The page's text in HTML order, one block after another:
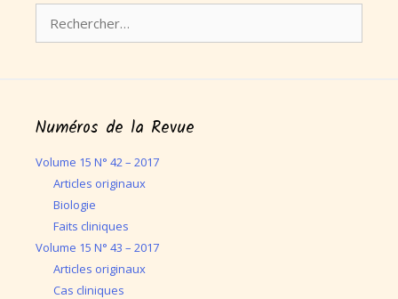
Numéros de la Revue
Volume 15 N° 42 – 2017
Articles originaux
Biologie
Faits cliniques
Volume 15 N° 43 – 2017
Articles originaux
Cas cliniques